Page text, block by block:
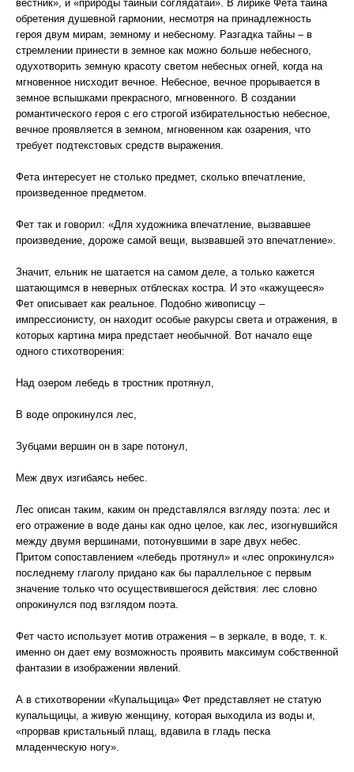
вестник», и «природы тайный соглядатай». В лирике Фета тайна
обретения душевной гармонии, несмотря на принадлежность
героя двум мирам, земному и небесному. Разгадка тайны – в
стремлении принести в земное как можно больше небесного,
одухотворить земную красоту светом небесных огней, когда на
мгновенное нисходит вечное. Небесное, вечное прорывается в
земное вспышками прекрасного, мгновенного. В создании
романтического героя с его строгой избирательностью небесное,
вечное проявляется в земном, мгновенном как озарения, что
требует подтекстовых средств выражения.
Фета интересует не столько предмет, сколько впечатление,
произведенное предметом.
Фет так и говорил: «Для художника впечатление, вызвавшее
произведение, дороже самой вещи, вызвавшей это впечатление».
Значит, ельник не шатается на самом деле, а только кажется
шатающимся в неверных отблесках костра. И это «кажущееся»
Фет описывает как реальное. Подобно живописцу –
импрессионисту, он находит особые ракурсы света и отражения, в
которых картина мира предстает необычной. Вот начало еще
одного стихотворения:
Над озером лебедь в тростник протянул,
В воде опрокинулся лес,
Зубцами вершин он в заре потонул,
Меж двух изгибаясь небес.
Лес описан таким, каким он представлялся взгляду поэта: лес и
его отражение в воде даны как одно целое, как лес, изогнувшийся
между двумя вершинами, потонувшими в заре двух небес.
Притом сопоставлением «лебедь протянул» и «лес опрокинулся»
последнему глаголу придано как бы параллельное с первым
значение только что осуществившегося действия: лес словно
опрокинулся под взглядом поэта.
Фет часто использует мотив отражения – в зеркале, в воде, т. к.
именно он дает ему возможность проявить максимум собственной
фантазии в изображении явлений.
А в стихотворении «Купальщица» Фет представляет не статую
купальщицы, а живую женщину, которая выходила из воды и,
«прорвав кристальный плащ, вдавила в гладь песка
младенческую ногу».